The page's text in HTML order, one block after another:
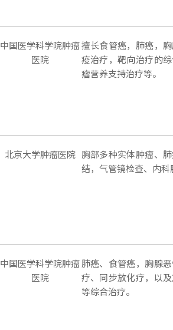
中国医学科学院肿瘤
医院
擅长食管癌，肺癌，
疫治疗，靶向治疗的
瘤营养支持治疗等。
北京大学肿瘤医院 胸部多种实体肿瘤、
结，气管镜检查、内科
中国医学科学院肿瘤
医院
肺癌、食管癌，胸腺
疗、同步放化疗，以
等综合治疗。